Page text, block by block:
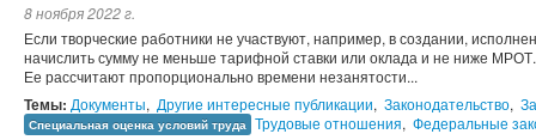
8 ноября 2022 г.
Если творческие работники не участвуют, например, в создании,
начислить сумму не меньше тарифной ставки или оклада и не ниже
Ее рассчитают пропорционально времени незанятости...
Темы: Документы, Другие интересные публикации, Законодательство,
Специальная оценка условий труда Трудовые отношения, Федеральные